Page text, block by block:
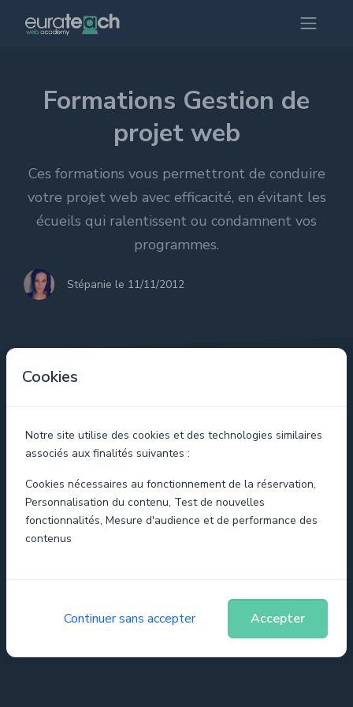
Cookies
Notre site utilise des cookies et des technologies similaires
associés aux finalités suivantes :
Cookies nécessaires au fonctionnement de la réservation,
Personnalisation du contenu, Test de nouvelles
fonctionnalités, Mesure d'audience et de performance des
contenus
Continuer sans accepter Accepter
Formations Gestion de
projet web
Ces formations vous permettront de conduire
votre projet web avec efficacité, en évitant les
écueils qui ralentissent ou condamnent vos
programmes.
Stépanie le 11/11/2012
Ces formations à LILLE vous permettront de conduire votre
ralentissent ou condamnent vos programmes.
Formation Management relationnel
relations entre clients, fournisseurs et maître d'ouvrage.
Formation Gestion projet WEB+mobile
d'appréhender vos projets WEB. et Mobile.